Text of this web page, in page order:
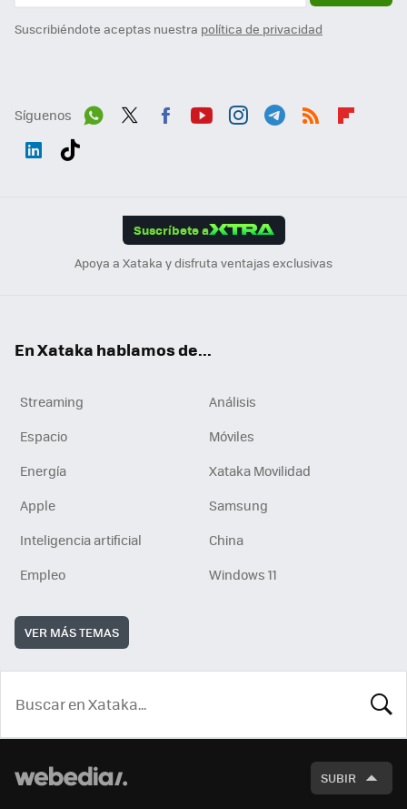
Suscribiéndote aceptas nuestra política de privacidad
Síguenos
Suscríbete a
Apoya a Xataka y disfruta ventajas exclusivas
En Xataka hablamos de...
Streaming
Análisis
Espacio
Móviles
Energía
Xataka Movilidad
Apple
Samsung
Inteligencia artificial
China
Empleo
Windows 11
VER MÁS TEMAS
SUBIR